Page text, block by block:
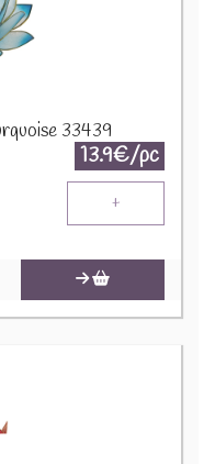
33439
13.9€/pc
+